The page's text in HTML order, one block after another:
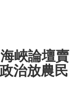
峽論壇賣
治放農民